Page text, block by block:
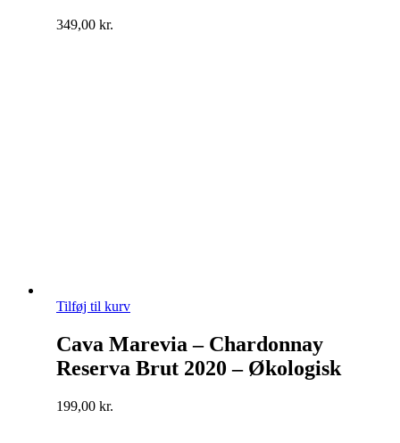
349,00 kr.
Tilføj til kurv
Cava Marevia – Chardonnay
Reserva Brut 2020 – Økologisk
199,00 kr.